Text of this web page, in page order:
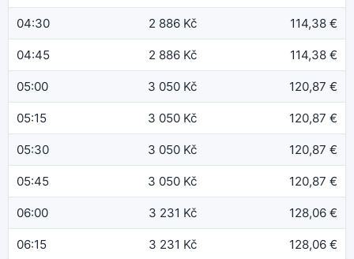
04:30 2 886 Kč 114,38 €
04:45 2 886 Kč 114,38 €
05:00 3 050 Kč 120,87 €
05:15 3 050 Kč 120,87 €
05:30 3 050 Kč 120,87 €
05:45 3 050 Kč 120,87 €
06:00 3 231 Kč 128,06 €
06:15 3 231 Kč 128,06 €